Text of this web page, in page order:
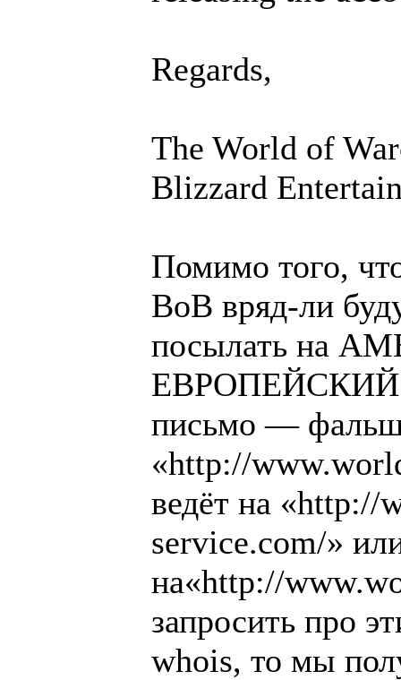
Regards,
The World of
Blizzard
Помимо того,
ВоВ вряд-ли
посылать на
ЕВРОПЕЙСКИЙ
письмо —
«http://
ведёт на
service.com/»
на«http://
запросить про
whois, то мы